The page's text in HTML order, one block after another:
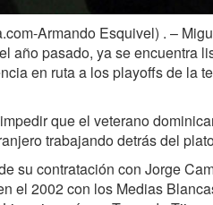
Armando Esquivel) . –
año pasado, ya se encuentra
en ruta a los playoffs de la
que el veterano
trabajando detrás del
su contratación con Jorge
el 2002 con los Medias